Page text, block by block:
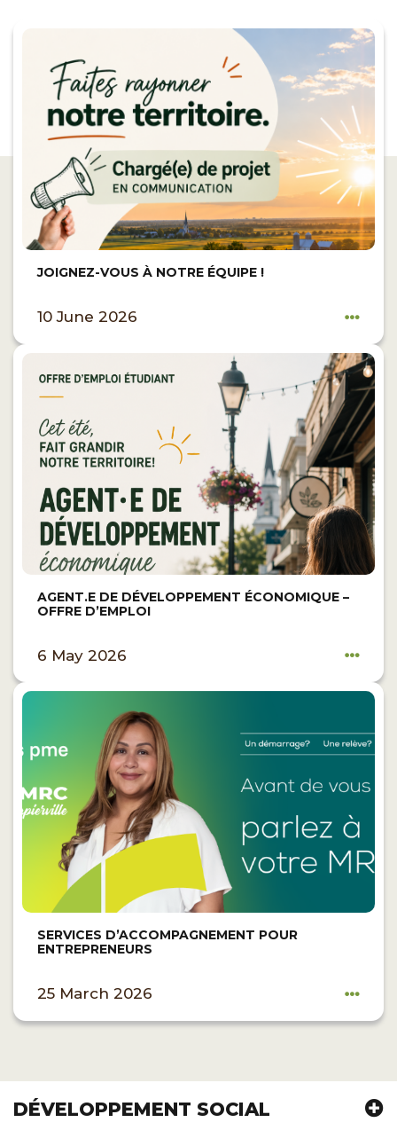
JOIGNEZ-VOUS À NOTRE ÉQUIPE !
10 June 2026
AGENT.E DE DÉVELOPPEMENT ÉCONOMIQUE –
OFFRE D’EMPLOI
6 May 2026
SERVICES D’ACCOMPAGNEMENT POUR
ENTREPRENEURS
25 March 2026
DÉVELOPPEMENT SOCIAL